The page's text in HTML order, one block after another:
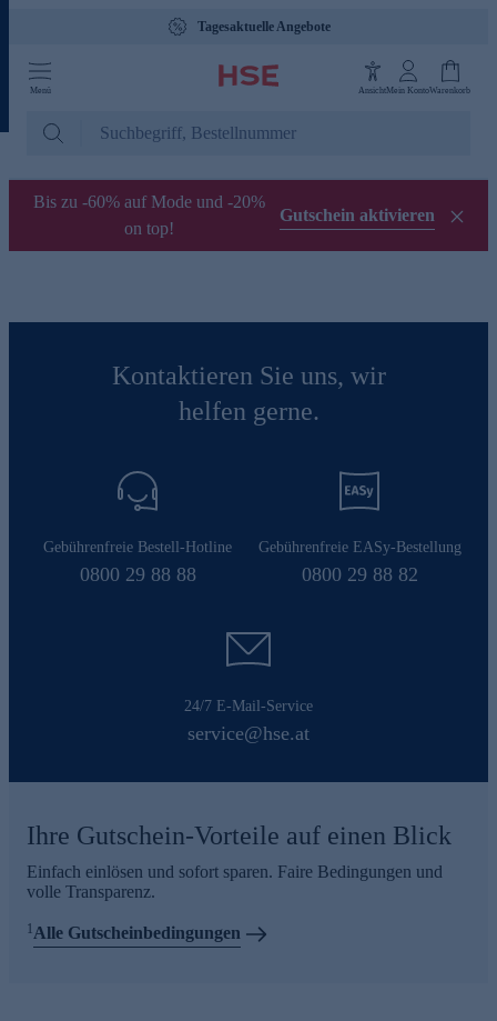
Tagesaktuelle Angebote
Menü AnsichtMein KontoWarenkorb
Bis zu -60% auf Mode und -20%
on top!
Gutschein aktivieren
Kontaktieren Sie uns, wir
helfen gerne.
Gebührenfreie Bestell-Hotline
0800 29 88 88
Gebührenfreie EASy-Bestellung
0800 29 88 82
24/7 E-Mail-Service
service@hse.at
Ihre Gutschein-Vorteile auf einen Blick
Einfach einlösen und sofort sparen. Faire Bedingungen und
volle Transparenz.
1Alle Gutscheinbedingungen